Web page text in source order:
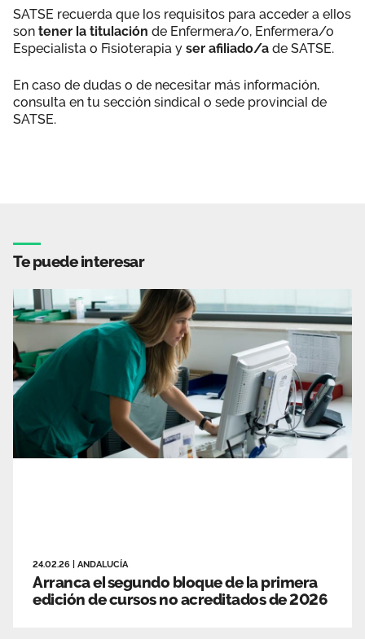
SATSE recuerda que los requisitos para acceder a ellos
son tener la titulación de Enfermera/o, Enfermera/o
Especialista o Fisioterapia y ser afiliado/a de SATSE.
En caso de dudas o de necesitar más información,
consulta en tu sección sindical o sede provincial de
SATSE.
Te puede interesar
24.02.26 ANDALUCÍA
Arranca el segundo bloque de la primera
edición de cursos no acreditados de 2026